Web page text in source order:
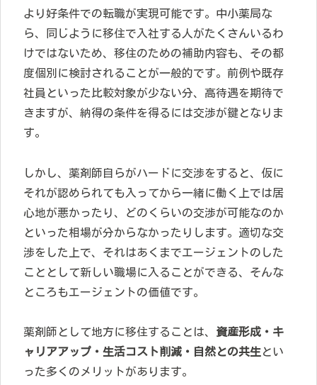
より好条件での転職が実現可能です。中小薬局な
ら、同じように移住で入社する人がたくさんいるわ
けではないため、移住のための補助内容も、その都
度個別に検討されることが一般的です。前例や既存
社員といった比較対象が少ない分、高待遇を期待で
きますが、納得の条件を得るには交渉が鍵となりま
す。
しかし、薬剤師自らがハードに交渉をすると、仮に
それが認められても入ってから一緒に働く上では居
心地が悪かったり、どのくらいの交渉が可能なのか
といった相場が分からなかったりします。適切な交
渉をした上で、それはあくまでエージェントのした
こととして新しい職場に入ることができる、そんな
ところもエージェントの価値です。
薬剤師として地方に移住することは、 資産形成・ キ
ャリアアップ・生活コスト削減・自然との共生とい
った多くのメリットがあります。